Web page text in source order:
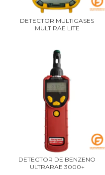
DETECTOR MULTIGASES
MULTIRAE LITE
DETECTOR DE BENZENO
ULTRARAE 3000+